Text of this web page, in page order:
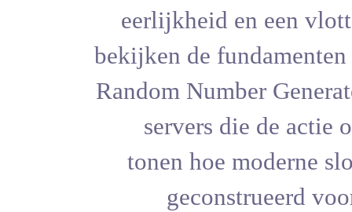
bekijken de
Random
servers
tonen